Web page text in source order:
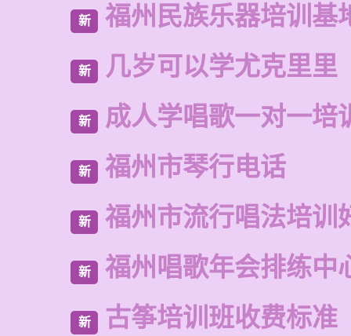
新 福州民族乐器培训基
新 几岁可以学尤克里里
新 成人学唱歌一对一培
新 福州市琴行电话
新 福州市流行唱法培训
新 福州唱歌年会排练中
新 古筝培训班收费标准